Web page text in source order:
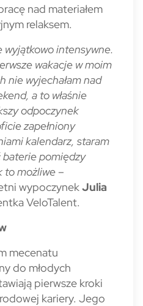
nad materiałem
relaksem.
wyjątkowo intensywne.
wakacje w moim
nie wyjechałam nad
a to właśnie
odpoczynek
zapełniony
kalendarz, staram
baterie pomiędzy
to możliwe –
wypoczynekJulia
VeloTalent.
mecenatu
do młodych
pierwsze kroki
kariery. Jego